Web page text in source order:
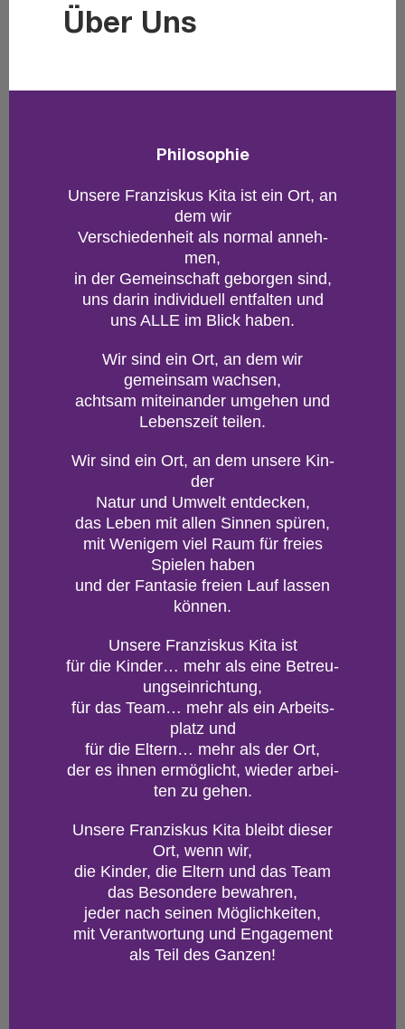
Über Uns
Phi­lo­so­phie
Un­se­re Fran­zis­kus Kita ist ein Ort, an
dem wir
Ver­schie­den­heit als nor­mal an­neh­
men,
in der Ge­mein­schaft ge­bor­gen sind,
uns darin in­di­vi­du­ell ent­fal­ten und
uns ALLE im Blick haben.
Wir sind ein Ort, an dem wir
ge­mein­sam wach­sen,
acht­sam mit­ein­an­der um­ge­hen und
Le­bens­zeit tei­len.
Wir sind ein Ort, an dem un­se­re Kin­
der
Natur und Um­welt ent­de­cken,
das Leben mit allen Sin­nen spü­ren,
mit We­ni­gem viel Raum für frei­es
Spie­len haben
und der Fan­ta­sie frei­en Lauf las­sen
kön­nen.
Un­se­re Fran­zis­kus Kita ist
für die Kin­der… mehr als eine Be­treu­
ungs­ein­rich­tung,
für das Team… mehr als ein Ar­beits­
platz und
für die El­tern… mehr als der Ort,
der es ihnen er­mög­licht, wie­der ar­bei­
ten zu gehen.
Un­se­re Fran­zis­kus Kita bleibt die­ser
Ort, wenn wir,
die Kin­der, die El­tern und das Team
das Be­son­de­re be­wah­ren,
jeder nach sei­nen Mög­lich­kei­ten,
mit Ver­ant­wor­tung und En­ga­ge­ment
als Teil des Gan­zen!